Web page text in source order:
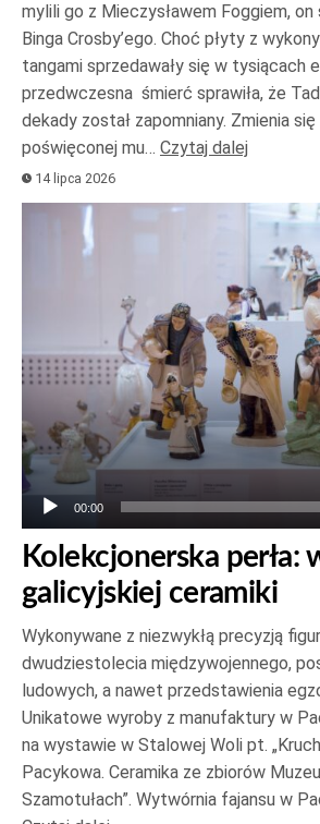
mylili go z Mieczysławem Foggiem,
Binga Crosby’ego. Choć płyty z
tangami sprzedawały się w tysiącach
przedwczesna śmierć sprawiła, że
dekady został zapomniany. Zmienia
poświęconej mu… Czytaj dalej
14 lipca 2026
Odtwarzacz
00:00
Kolekcjonerska perła:
galicyjskiej ceramiki
Wykonywane z niezwykłą precyzją
dwudziestolecia międzywojennego,
ludowych, a nawet przedstawienia
Unikatowe wyroby z manufaktury w
na wystawie w Stalowej Woli pt.
Pacykowa. Ceramika ze zbiorów
Szamotułach”. Wytwórnia fajansu w